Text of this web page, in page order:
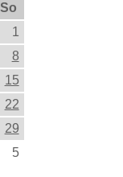
So
1
8
15
22
29
5